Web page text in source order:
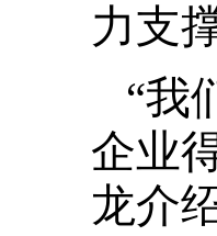
力支
“我
企业
龙介